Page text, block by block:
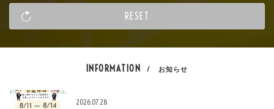
INFORMATION / お知らせ
2026.07.28